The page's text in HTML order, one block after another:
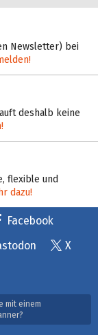
Newsletter) bei
deshalb keine
flexible und
dazu!
Facebook
X
mit einem